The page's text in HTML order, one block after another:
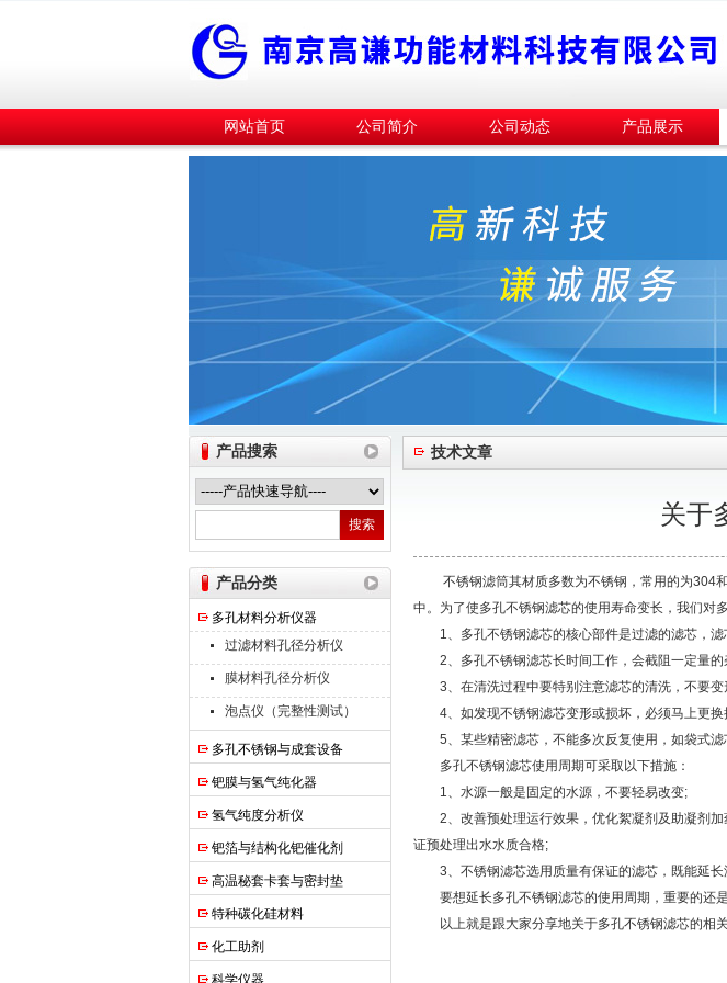
南京高谦功能材料科技有限公司
网站首页 公司简介 公司动态 产品展示
产品搜索
产品分类
多孔材料分析仪器
过滤材料孔径分析仪
膜材料孔径分析仪
泡点仪（完整性测试）
多孔不锈钢与成套设备
钯膜与氢气纯化器
氢气纯度分析仪
钯箔与结构化钯催化剂
高温秘套卡套与密封垫
特种碳化硅材料
化工助剂
科学仪器
技术文章
关于
不锈钢滤筒其材质多数为不锈钢，常用的为304和
中。为了使多孔不锈钢滤芯的使用寿命变长，我们对
1、多孔不锈钢滤芯的核心部件是过滤的滤芯，滤
2、多孔不锈钢滤芯长时间工作，会截阻一定量的
3、在清洗过程中要特别注意滤芯的清洗，不要变
4、如发现不锈钢滤芯变形或损坏，必须马上更换
5、某些精密滤芯，不能多次反复使用，如袋式滤
多孔不锈钢滤芯使用周期可采取以下措施：
1、水源一般是固定的水源，不要轻易改变;
2、改善预处理运行效果，优化絮凝剂及助凝剂加
证预处理出水水质合格;
3、不锈钢滤芯选用质量有保证的滤芯，既能延长
要想延长多孔不锈钢滤芯的使用周期，重要的还是
以上就是跟大家分享地关于多孔不锈钢滤芯的相关